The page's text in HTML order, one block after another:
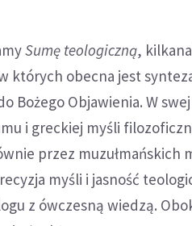
Sumę teologiczną,
których obecna jest
Bożego Objawienia. W
i greckiej myśli
przez muzułmańskich
myśli i jasność
z ówczesną wiedzą.